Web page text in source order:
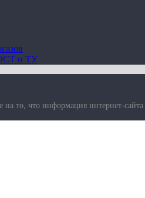
и ТУ
то, что информация интернет-сайта